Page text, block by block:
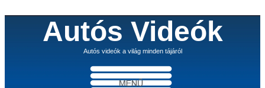
Autós Videók
Autós videók a világ minden tájáról